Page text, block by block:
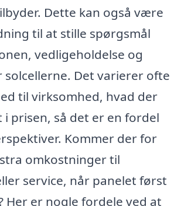
Dette kan også være
til at stille spørgsmål
vedligeholdelse og
Det varierer ofte
til virksomhed, hvad der
prisen, så det er en fordel
Kommer der for
omkostninger til
service, når panelet først
Her er nogle fordele ved at